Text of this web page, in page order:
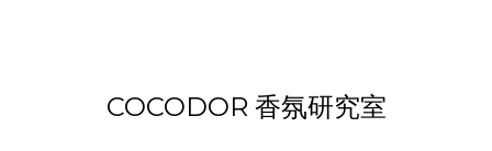
COCODOR 香氛研究室